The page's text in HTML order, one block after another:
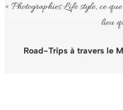
« Photographies Life style, ce
lieu
Road-Trips à travers le